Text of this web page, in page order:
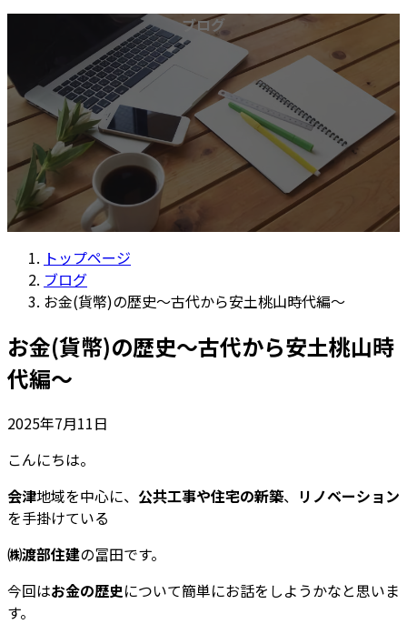
ブログ
トップページ
ブログ
お金(貨幣)の歴史～古代から安土桃山時代編～
お金(貨幣)の歴史～古代から安土桃山時
代編～
2025年7月11日
こんにちは。
会津地域を中心に、 公共工事や住宅の新築、 リノベーション
を手掛けている
㈱渡部住建の冨田です。
今回はお金の歴史について簡単にお話をしようかなと思いま
す。